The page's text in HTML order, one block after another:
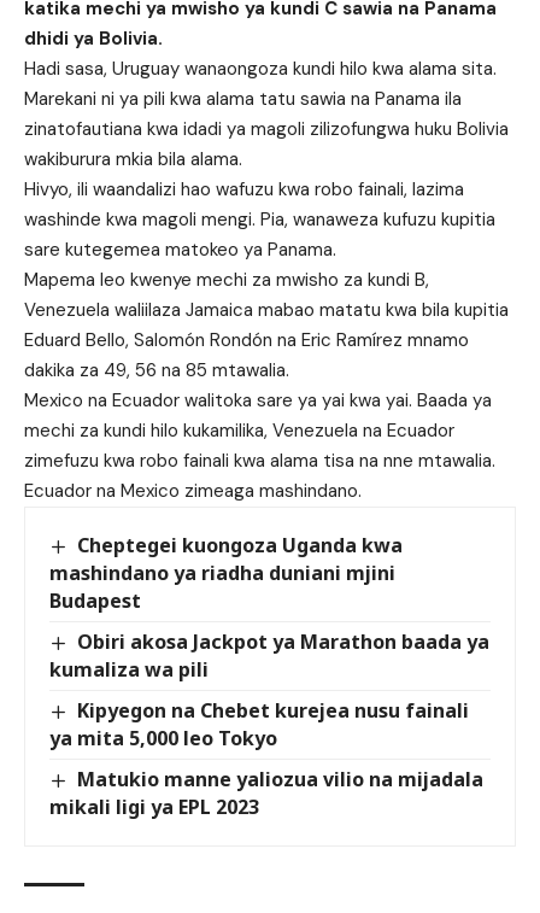
katika mechi ya mwisho ya kundi C sawia na Panama
dhidi ya Bolivia.
Hadi sasa, Uruguay wanaongoza kundi hilo kwa alama sita.
Marekani ni ya pili kwa alama tatu sawia na Panama ila
zinatofautiana kwa idadi ya magoli zilizofungwa huku Bolivia
wakiburura mkia bila alama.
Hivyo, ili waandalizi hao wafuzu kwa robo fainali, lazima
washinde kwa magoli mengi. Pia, wanaweza kufuzu kupitia
sare kutegemea matokeo ya Panama.
Mapema leo kwenye mechi za mwisho za kundi B,
Venezuela waliilaza Jamaica mabao matatu kwa bila kupitia
Eduard Bello, Salomón Rondón na Eric Ramírez mnamo
dakika za 49, 56 na 85 mtawalia.
Mexico na Ecuador walitoka sare ya yai kwa yai. Baada ya
mechi za kundi hilo kukamilika, Venezuela na Ecuador
zimefuzu kwa robo fainali kwa alama tisa na nne mtawalia.
Ecuador na Mexico zimeaga mashindano.
Cheptegei kuongoza Uganda kwa
mashindano ya riadha duniani mjini
Budapest
Obiri akosa Jackpot ya Marathon baada ya
kumaliza wa pili
Kipyegon na Chebet kurejea nusu fainali
ya mita 5,000 leo Tokyo
Matukio manne yaliozua vilio na mijadala
mikali ligi ya EPL 2023